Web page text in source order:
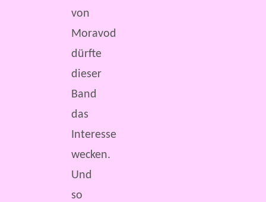
von
Moravod
dürfte
dieser
Band
das
Interesse
wecken.
Und
so